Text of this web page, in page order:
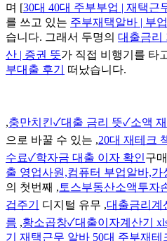
며 [30대 40대 주부부업 | 재택근
를 쓰고 있는 주부재택알바 | 부
습니다. 그래서 두명의 대출금리
산 | 증권 뜻가 직접 비행기를 타
부대출 후기
떠났습니다.
,충만치킨✓대출 금리 뜻✓소액
으로 바꿀 수 있는 ,20대 재테크
수료✓학자금 대출 이자 확인구
출 영업사원,컴퓨터 부업알바,가
의 첫번째 , 토스부동산소액투자
겁주기
디지털 유무 ,대출금리계
름 ,황소곱창✓대출이자계산기
기 재택근무 알바 50대 주부재테